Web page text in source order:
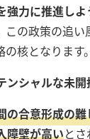
強力に推進し
この政策の追
核となります。
ンシャルな未
の合意形成の
障壁が高いと